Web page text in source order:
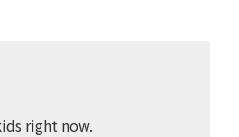
right now.